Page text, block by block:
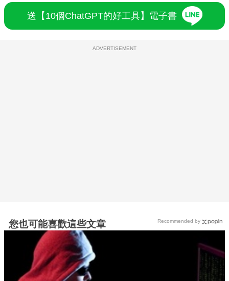
送【10個ChatGPT的好工具】電子書
ADVERTISEMENT
您也可能喜歡這些文章 Recommended by